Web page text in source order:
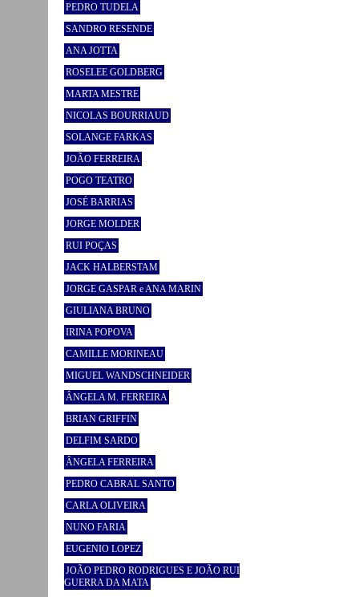
PEDRO TUDELA
SANDRO RESENDE
ANA JOTTA
ROSELEE GOLDBERG
MARTA MESTRE
NICOLAS BOURRIAUD
SOLANGE FARKAS
JOÃO FERREIRA
POGO TEATRO
JOSÉ BARRIAS
JORGE MOLDER
RUI POÇAS
JACK HALBERSTAM
JORGE GASPAR e ANA MARIN
GIULIANA BRUNO
IRINA POPOVA
CAMILLE MORINEAU
MIGUEL WANDSCHNEIDER
ÂNGELA M. FERREIRA
BRIAN GRIFFIN
DELFIM SARDO
ÂNGELA FERREIRA
PEDRO CABRAL SANTO
CARLA OLIVEIRA
NUNO FARIA
EUGENIO LOPEZ
JOÃO PEDRO RODRIGUES E JOÃO RUI
GUERRA DA MATA